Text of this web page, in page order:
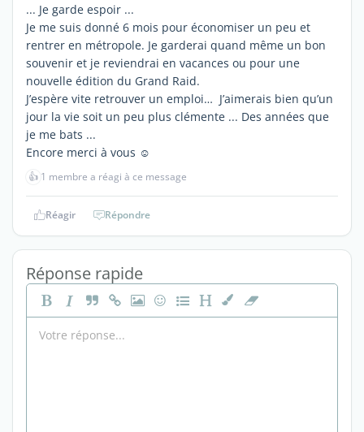
... Je garde espoir ...
Je me suis donné 6 mois pour économiser un peu et
rentrer en métropole. Je garderai quand même un bon
souvenir et je reviendrai en vacances ou pour une
nouvelle édition du Grand Raid.
J’espère vite retrouver un emploi… J’aimerais bien qu’un
jour la vie soit un peu plus clémente ... Des années que
je me bats ...
Encore merci à vous ☺️
👍 1 membre a réagi à ce message
Réagir Répondre
Réponse rapide